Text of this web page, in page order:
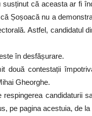
că aceasta ar fi
Șoșoacă nu a
Astfel, candidatul
în desfășurare.
două contestații
Gheorghe.
respingerea candidaturii
pe pagina acestuia, de